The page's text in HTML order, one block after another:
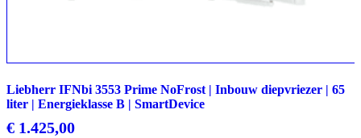
Liebherr IFNbi 3553 Prime NoFrost | Inbouw diepvriezer | 65
liter | Energieklasse B | SmartDevice
€ 1.425,00